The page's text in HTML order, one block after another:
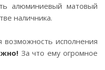
алюминиевый матовый
наличника.
возможность исполнения
За что ему огромное